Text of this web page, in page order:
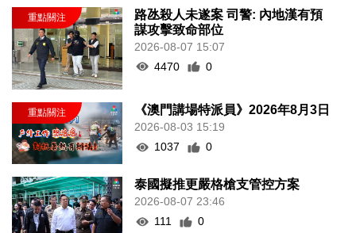
路氹殺人未遂案 司警: 內地漢有預
謀攻擊致命部位
2026-08-07 15:07
4470
0
《澳門講場特派員》2026年8月3日
2026-08-03 15:19
1037
0
泰國擬推更嚴格槍支管控方案
2026-08-07 23:46
111
0